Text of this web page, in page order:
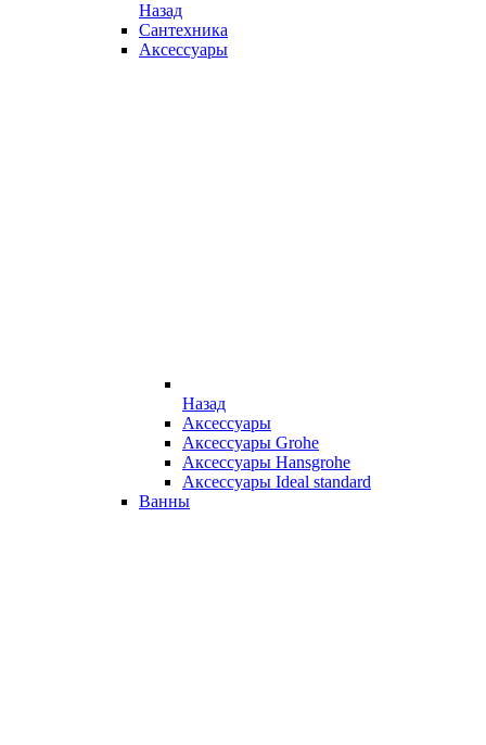
Назад
Сантехника
Аксессуары
Назад
Аксессуары
Аксессуары Grohe
Аксессуары Hansgrohe
Аксессуары Ideal standard
Ванны